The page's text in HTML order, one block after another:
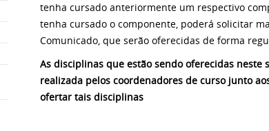
tenha cursado anteriormente um respectivo
tenha cursado o componente, poderá solicitar
Comunicado, que serão oferecidas de forma
As disciplinas que estão sendo oferecidas
realizada pelos coordenadores de curso junto
ofertar tais disciplinas